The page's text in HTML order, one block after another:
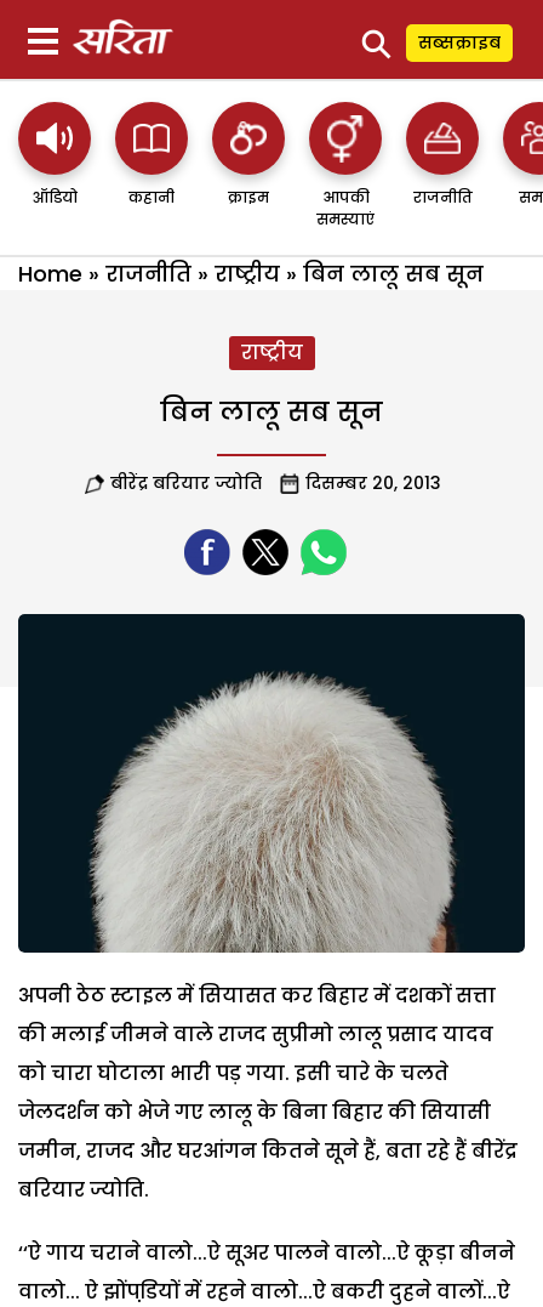
⚲ सब्सक्राइब
ऑडियो कहानी क्राइम
आपकी
समस्याएं
राजनीति
Home » राजनीति » राष्ट्रीय » बिन लालू सब सून
राष्ट्रीय
बिन लालू सब सून
बीरेंद्र बरियार ज्योति दिसम्बर 20, 2013
अपनी ठेठ स्टाइल में सियासत कर बिहार में दशकों सत्ता
की मलाई जीमने वाले राजद सुप्रीमो लालू प्रसाद यादव
को चारा घोटाला भारी पड़ गया. इसी चारे के चलते
जेलदर्शन को भेजे गए लालू के बिना बिहार की सियासी
जमीन, राजद और घरआंगन कितने सूने हैं, बता रहे हैं बीरेंद्र
बरियार ज्योति.
‘‘ऐ गाय चराने वालो...ऐ सूअर पालने वालो...ऐ कूड़ा बीनने
वालो... ऐ झोंपडि़यों में रहने वालो...ऐ बकरी दुहने वालों...ऐ